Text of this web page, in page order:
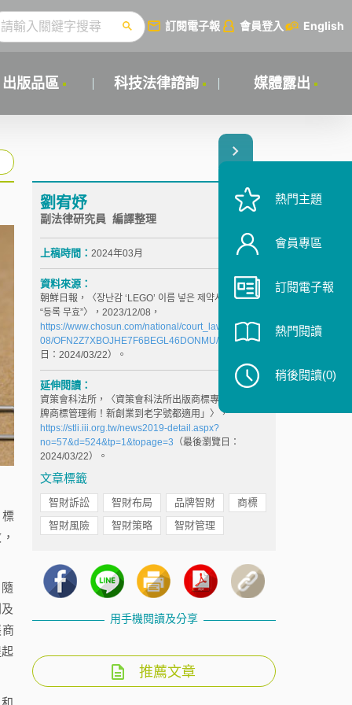
訂閱電子報 會員登入 English
出版品區 科技法律諮詢 媒體露出
劉宥妤
副法律研究員 編譯整理
上稿時間： 2024年03月
資料來源：
朝鮮日報，〈장난감 ‘LEGO’ 이름 넣은 제약사 상표, 대법
“등록 무효”〉，2023/12/08，
https://www.chosun.com/national/court_law/2023/12/
08/OFN2Z7XBOJHE7F6BEGL46DONMU/（最後瀏覽
日：2024/03/22）。
延伸閱讀：
資策會科法所，〈資策會科法所出版商標專書「TOP品
牌商標管理術！新創業到老字號都適用」〉，
https://stli.iii.org.tw/news2019-detail.aspx?
no=57&d=524&tp=1&topage=3 （最後瀏覽日：
2024/03/22）。
文章標籤
智財訴訟 智財布局 品牌智財
商標
智財風險
智財策略 智財管理
用手機閱讀及分享
推薦文章
熱門主題
會員專區
訂閱電子報
熱門閱讀
稍後閱讀(0)